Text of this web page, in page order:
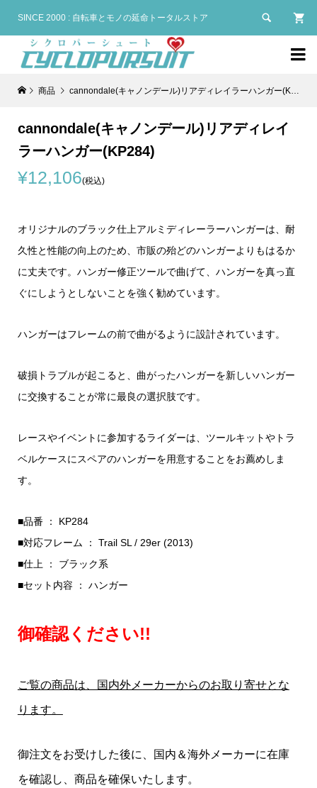
SINCE 2000 : 自転車とモノの延命トータルストア 

商品 cannondale(キャノンデール)リアディレイラーハンガー(KP284)
cannondale(キャノンデール)リアディレイ
ラーハンガー(KP284)
¥12,106(税込)
オリジナルのブラック仕上アルミディレーラーハンガーは、耐
久性と性能の向上のため、市販の殆どのハンガーよりもはるか
に丈夫です。ハンガー修正ツールで曲げて、ハンガーを真っ直
ぐにしようとしないことを強く勧めています。
ハンガーはフレームの前で曲がるように設計されています。
破損トラブルが起こると、曲がったハンガーを新しいハンガー
に交換することが常に最良の選択肢です。
レースやイベントに参加するライダーは、ツールキットやトラ
ベルケースにスペアのハンガーを用意することをお薦めしま
す。
■品番 ： KP284
■対応フレーム ： Trail SL / 29er (2013)
■仕上 ： ブラック系
■セット内容 ： ハンガー
御確認ください!!
ご覧の商品は、国内外メーカーからのお取り寄せとな
ります。
御注文をお受けした後に、国内＆海外メーカーに在庫
を確認し、商品を確保いたします。